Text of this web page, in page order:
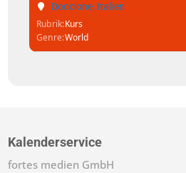
Doccione, Italien
Rubrik Kurs
Genre World
Kalenderservice
fortes medien GmbH